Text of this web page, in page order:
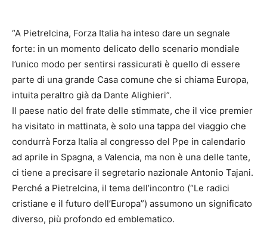
“A Pietrelcina, Forza Italia ha inteso dare un segnale
forte: in un momento delicato dello scenario mondiale
l’unico modo per sentirsi rassicurati è quello di essere
parte di una grande Casa comune che si chiama Europa,
intuita peraltro già da Dante Alighieri”.
Il paese natio del frate delle stimmate, che il vice premier
ha visitato in mattinata, è solo una tappa del viaggio che
condurrà Forza Italia al congresso del Ppe in calendario
ad aprile in Spagna, a Valencia, ma non è una delle tante,
ci tiene a precisare il segretario nazionale Antonio Tajani.
Perché a Pietrelcina, il tema dell’incontro (“Le radici
cristiane e il futuro dell’Europa”) assumono un significato
diverso, più profondo ed emblematico.